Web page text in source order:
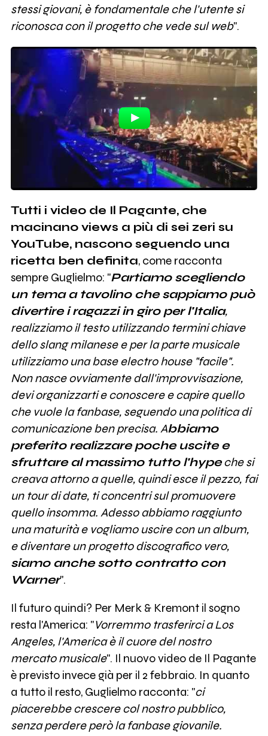
stessi giovani, è fondamentale che l'utente si
riconosca con il progetto che vede sul web".
Tutti i video de Il Pagante, che
macinano views a più di sei zeri su
YouTube, nascono seguendo una
ricetta ben definita, come racconta
sempre Guglielmo: "Partiamo scegliendo
un tema a tavolino che sappiamo può
divertire i ragazzi in giro per l'Italia,
realizziamo il testo utilizzando termini chiave
dello slang milanese e per la parte musicale
utilizziamo una base electro house "facile".
Non nasce ovviamente dall'improvvisazione,
devi organizzarti e conoscere e capire quello
che vuole la fanbase, seguendo una politica di
comunicazione ben precisa. Abbiamo
preferito realizzare poche uscite e
sfruttare al massimo tutto l'hypeche si
creava attorno a quelle, quindi esce il pezzo, fai
un tour di date, ti concentri sul promuovere
quello insomma. Adesso abbiamo raggiunto
una maturità e vogliamo uscire con un album,
e diventare un progetto discografico vero,
siamo anche sotto contratto con
Warner".
Il futuro quindi? Per Merk & Kremont il sogno
resta l'America: "Vorremmo trasferirci a Los
Angeles, l'America è il cuore del nostro
mercato musicale". Il nuovo video de Il Pagante
è previsto invece già per il 2 febbraio. In quanto
a tutto il resto, Guglielmo racconta: "ci
piacerebbe crescere col nostro pubblico,
senza perdere però la fanbase giovanile.